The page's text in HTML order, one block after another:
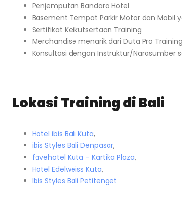
Penjemputan Bandara Hotel
Basement Tempat Parkir Motor dan Mobil
Sertifikat Keikutsertaan Training
Merchandise menarik dari Duta Pro
Konsultasi dengan Instruktur/Narasumber
Lokasi Training di Bali
Hotel ibis Bali Kuta,
ibis Styles Bali Denpasar,
favehotel Kuta – Kartika Plaza,
Hotel Edelweiss Kuta,
Ibis Styles Bali Petitenget